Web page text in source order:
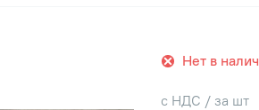
Нет в
с НДС / за шт